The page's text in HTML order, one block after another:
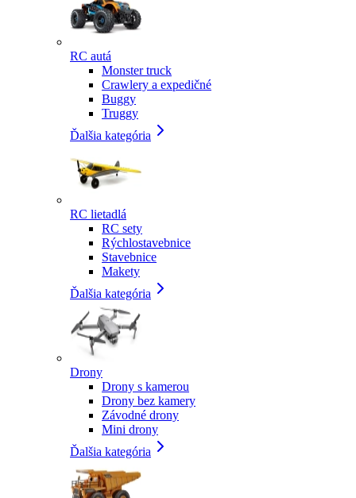
RC autá
Monster truck
Crawlery a expedičné
Buggy
Truggy
Ďalšia kategória
RC lietadlá
RC sety
Rýchlostavebnice
Stavebnice
Makety
Ďalšia kategória
Drony
Drony s kamerou
Drony bez kamery
Závodné drony
Mini drony
Ďalšia kategória